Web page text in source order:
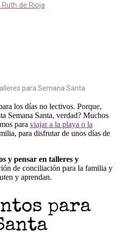
Ruth de Rioja
para Semana Santa
los días no lectivos. Porque,
Semana Santa, verdad? Muchos
para viajar a la playa o la
para disfrutar de unos días de
y pensar en talleres y
de conciliación para la familia y
y aprendan.
para